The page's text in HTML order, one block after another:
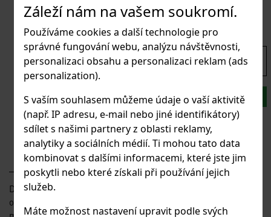
Záleží nám na vašem soukromí.
Používáme cookies a další technologie pro
správné fungování webu, analýzu návštěvnosti,
personalizaci obsahu a personalizaci reklam (ads
personalization).
S vaším souhlasem můžeme údaje o vaší aktivitě
(např. IP adresu, e-mail nebo jiné identifikátory)
sdílet s našimi partnery z oblasti reklamy,
analytiky a sociálních médií. Ti mohou tato data
kombinovat s dalšími informacemi, které jste jim
poskytli nebo které získali při používání jejich
služeb.
Máte možnost nastavení upravit podle svých
130 Kč
bez DPH
157.3 Kč
s DPH
KS: DO KOŠÍKU
Budete nakupovat větší množství kusů?
Poptávkový formulář
Drátěná síta s volnější vazbou síta, velký poměr mezi velikostí
oka a průměrem drátu. Síto lze dodat v rolích nebo formátech